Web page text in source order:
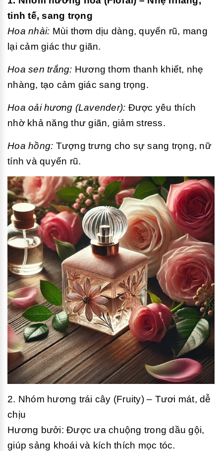
tinh tế, sang trọng
Hoa nhài: Mùi thơm dịu dàng, quyến rũ, mang
lại cảm giác thư giãn.
Hoa sen trắng: Hương thơm thanh khiết, nhẹ
nhàng, tạo cảm giác sang trọng.
Hoa oải hương (Lavender): Được yêu thích
nhờ khả năng thư giãn, giảm stress.
Hoa hồng: Tượng trưng cho sự sang trọng, nữ
tính và quyến rũ.
2. Nhóm hương trái cây (Fruity) – Tươi mát, dễ
chịu
Hương bưởi: Được ưa chuộng trong dầu gội,
giúp sảng khoái và kích thích mọc tóc.